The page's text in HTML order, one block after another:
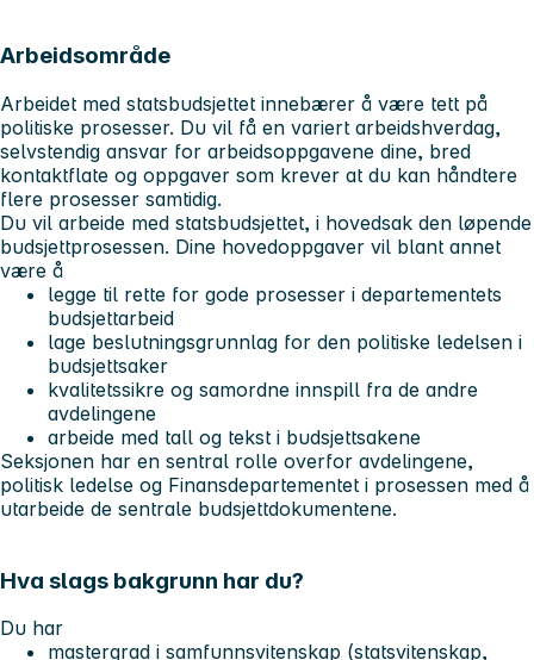
Arbeidsområde
Arbeidet med statsbudsjettet innebærer å være tett på
politiske prosesser. Du vil få en variert arbeidshverdag,
selvstendig ansvar for arbeidsoppgavene dine, bred
kontaktflate og oppgaver som krever at du kan håndtere
flere prosesser samtidig.
Du vil arbeide med statsbudsjettet, i hovedsak den løpende
budsjettprosessen. Dine hovedoppgaver vil blant annet
være å
legge til rette for gode prosesser i departementets
budsjettarbeid
lage beslutningsgrunnlag for den politiske ledelsen i
budsjettsaker
kvalitetssikre og samordne innspill fra de andre
avdelingene
arbeide med tall og tekst i budsjettsakene
Seksjonen har en sentral rolle overfor avdelingene,
politisk ledelse og Finansdepartementet i prosessen med å
utarbeide de sentrale budsjettdokumentene.
Hva slags bakgrunn har du?
Du har
mastergrad i samfunnsvitenskap (statsvitenskap,